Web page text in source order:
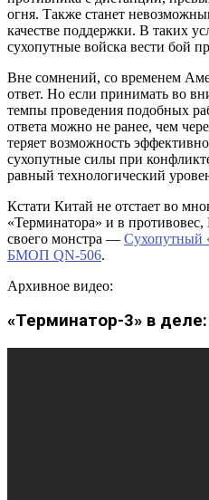
огня. Также станет
качестве поддержки. В таких
сухопутные войска вести бой
Вне сомнений, со временем
ответ. Но если принимать во
темпы проведения подобных
ответа можно не ранее, чем
теряет возможность
сухопутные силы при
равный технологический
Кстати Китай не отстает во
«Терминатора» и в
своего монстра — Сухопутный
БМОП QN-506.
Архивное видео:
«Терминатор-3» в